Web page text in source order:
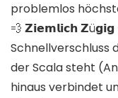
problemlos
💨 𝗭𝗶𝗲𝗺𝗹𝗶𝗰𝗵
Schnellverschluss
der Scala steht
hinaus verbindet